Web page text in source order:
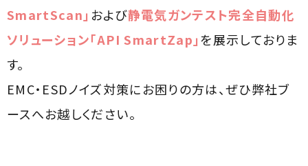
SmartScan」 および静電気ガンテスト完全自動化
ソリューション「API SmartZap」を展示しておりま
す。
EMC・ESDノイズ対策にお困りの方は、ぜひ弊社ブ
ースへお越しください。